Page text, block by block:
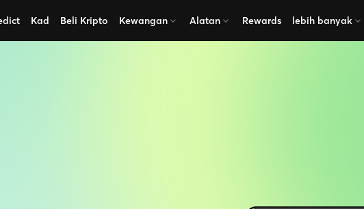
Kad Beli Kripto Kewangan Alatan Rewards lebih banyak